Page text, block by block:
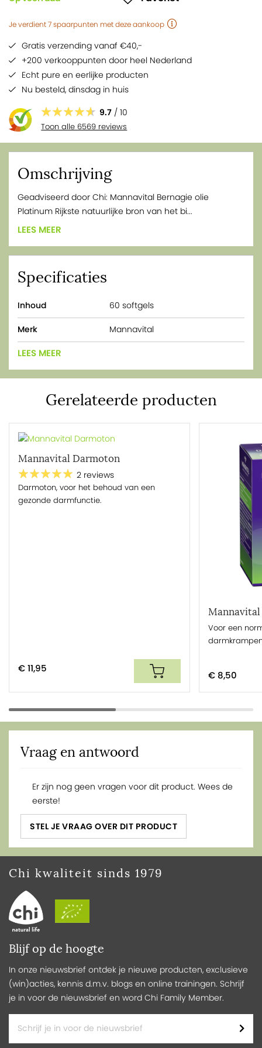
van gemengde tocoferolen
Bevat vitamine A in de directe actieve vorm,
Vegetarische softgel, ‘clean label’
Je verdient7spaarpunten met deze aankoop
Gratis verzending vanaf €40,-
+200 verkooppunten door heel Nederland
Echt pure en eerlijke producten
Nu besteld, dinsdag in huis
9.7 / 10
Toon alle 6569 reviews
Omschrijving
Geadviseerd door Chi: Mannavital Bernagie olie
Platinum Rijkste natuurlijke bron van het bi...
LEES MEER
Specificaties
Inhoud 60 softgels
Merk Mannavital
LEES MEER
Gerelateerde producten
Mannavital Darmoton
2 reviews
Darmoton, voor het behoud van een
gezonde darmfunctie.
€ 11,95
Voor een
€ 8,50
Vraag en antwoord
Er zijn nog geen vragen voor dit product. Wees de
eerste!
STEL JE VRAAG OVER DIT PRODUCT
Blijf op de hoogte
In onze nieuwsbrief ontdek je nieuwe producten, exclusieve
(win)acties, kennis d.m.v. blogs en online trainingen. Schrijf
je in voor de nieuwsbrief en word Chi Family Member.
Chi kwaliteit sinds 1979